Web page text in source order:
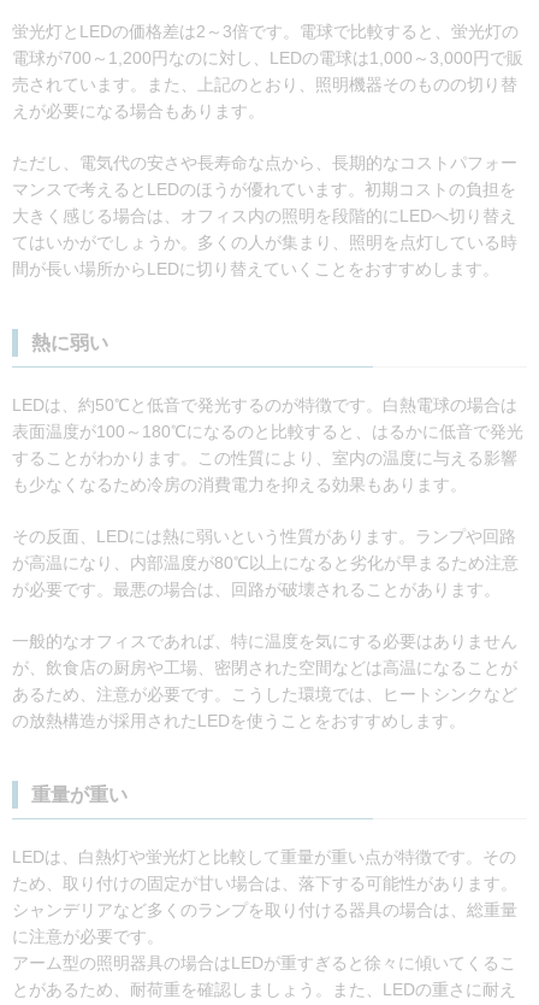
蛍光灯とLEDの価格差は2～3倍です。電球で比較すると、蛍光灯の
電球が700～1,200円なのに対し、LEDの電球は1,000～3,000円で販
売されています。また、上記のとおり、照明機器そのものの切り替
えが必要になる場合もあります。
ただし、電気代の安さや長寿命な点から、長期的なコストパフォー
マンスで考えるとLEDのほうが優れています。初期コストの負担を
大きく感じる場合は、オフィス内の照明を段階的にLEDへ切り替え
てはいかがでしょうか。多くの人が集まり、照明を点灯している時
間が長い場所からLEDに切り替えていくことをおすすめします。
熱に弱い
LEDは、約50℃と低音で発光するのが特徴です。白熱電球の場合は
表面温度が100～180℃になるのと比較すると、はるかに低音で発光
することがわかります。この性質により、室内の温度に与える影響
も少なくなるため冷房の消費電力を抑える効果もあります。
その反面、LEDには熱に弱いという性質があります。ランプや回路
が高温になり、内部温度が80℃以上になると劣化が早まるため注意
が必要です。最悪の場合は、回路が破壊されることがあります。
一般的なオフィスであれば、特に温度を気にする必要はありません
が、飲食店の厨房や工場、密閉された空間などは高温になることが
あるため、注意が必要です。こうした環境では、ヒートシンクなど
の放熱構造が採用されたLEDを使うことをおすすめします。
重量が重い
LEDは、白熱灯や蛍光灯と比較して重量が重い点が特徴です。その
ため、取り付けの固定が甘い場合は、落下する可能性があります。
シャンデリアなど多くのランプを取り付ける器具の場合は、総重量
に注意が必要です。
アーム型の照明器具の場合はLEDが重すぎると徐々に傾いてくるこ
とがあるため、耐荷重を確認しましょう。また、LEDの重さに耐え